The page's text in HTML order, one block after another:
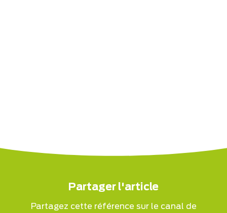
Partager l'article
Partagez cette référence sur le canal de